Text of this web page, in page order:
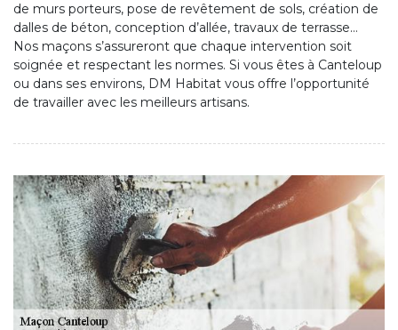
de murs porteurs, pose de revêtement de sols, création de
dalles de béton, conception d’allée, travaux de terrasse…
Nos maçons s’assureront que chaque intervention soit
soignée et respectant les normes. Si vous êtes à Canteloup
ou dans ses environs, DM Habitat vous offre l’opportunité
de travailler avec les meilleurs artisans.